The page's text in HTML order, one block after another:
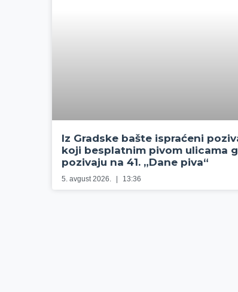
Iz Gradske bašte ispraćeni
koji besplatnim pivom ulicama
pozivaju na 41. „Dane piva“
5. avgust 2026. 13:36